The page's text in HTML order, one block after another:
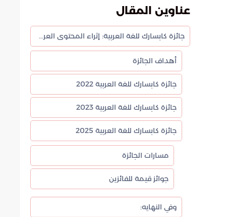
عناوين المقال
جائزة كابسارك للغة العربية: إثراء المحتوى العربي في مجالات الطاقة والاقتصاد والبيئة
أهداف الجائزة
جائزة كابسارك للغة العربية 2022
جائزة كابسارك للغة العربية 2023
جائزة كابسارك للغة العربية 2025
مسارات الجائزة
جوائز قيمة للفائزين
وفي النهايه: